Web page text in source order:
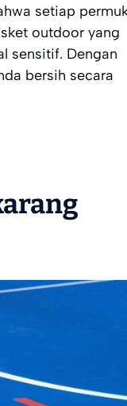
setiap
outdoor yang
sensitif. Dengan
bersih secara